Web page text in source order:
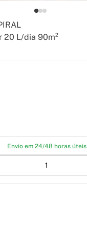
20 L/dia 90m²
Envio em 24/48 horas úteis